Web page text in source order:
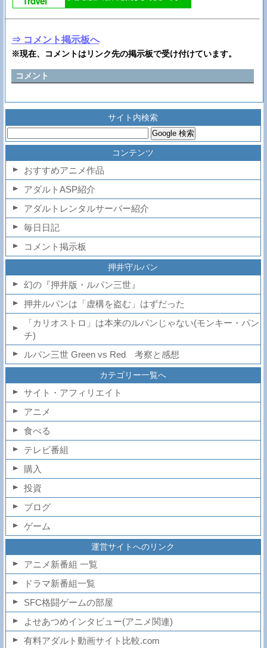
⇒ コメント掲示板へ
※現在、コメントはリンク先の掲示板で受け付けています。
コメント
サイト内検索
コンテンツ
おすすめアニメ作品
アダルトASP紹介
アダルトレンタルサーバー紹介
毎日日記
コメント掲示板
押井守ルパン
幻の『押井版・ルパン三世』
押井ルパンは「虚構を盗む」はずだった
「カリオストロ」は本来のルパンじゃない(モンキー・パン
チ)
ルパン三世 Green vs Red 考察と感想
カテゴリー一覧へ
サイト・アフィリエイト
アニメ
食べる
テレビ番組
購入
投資
ブログ
ゲーム
運営サイトへのリンク
アニメ新番組 一覧
ドラマ新番組一覧
SFC格闘ゲームの部屋
よせあつめインタビュー(アニメ関連)
有料アダルト動画サイト比較.com